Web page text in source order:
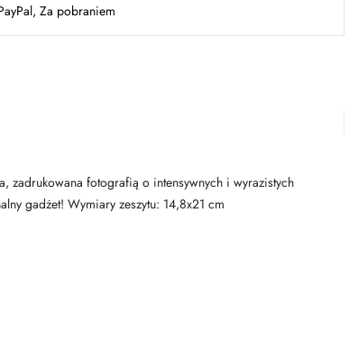
Za pobraniem
zadrukowana fotografią o intensywnych i wyrazistych
gadżet! Wymiary zeszytu: 14,8x21 cm